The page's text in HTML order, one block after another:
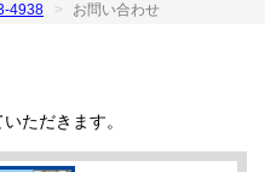
4938 お問い合わせ
ただきます。